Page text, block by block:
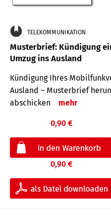
TELEKOMMUNIKATION
Musterbrief: Kündigung
Umzug ins Ausland
Kündigung Ihres
Ausland – Musterbrief
abschicken
mehr
0,90 €
0,90 €